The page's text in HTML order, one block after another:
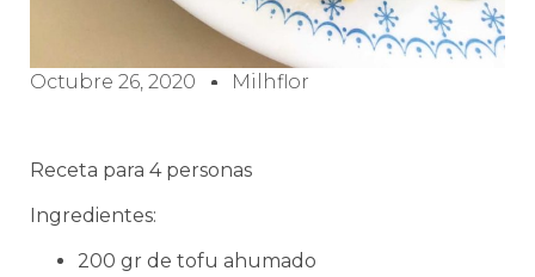
Octubre 26, 2020 Milhflor
Receta para 4 personas
Ingredientes:
200 gr de tofu ahumado